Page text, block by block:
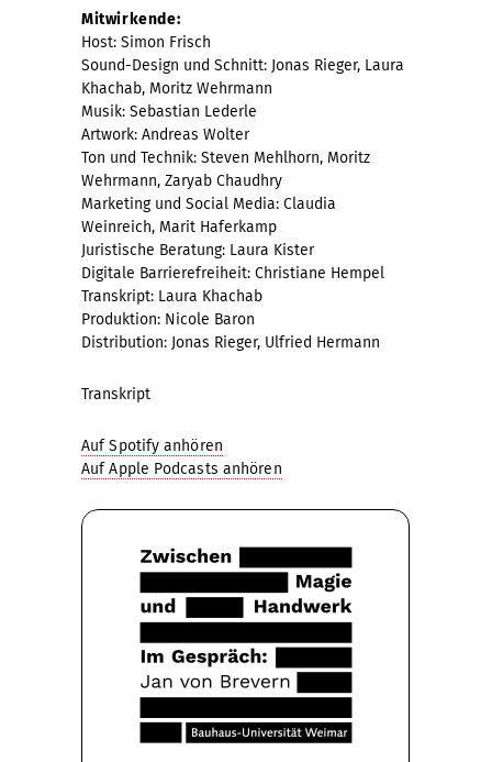
Mitwirkende:
Host: Simon Frisch
Sound-Design und Schnitt: Jonas Rieger, Laura
Khachab, Moritz Wehrmann
Musik: Sebastian Lederle
Artwork: Andreas Wolter
Ton und Technik: Steven Mehlhorn, Moritz
Wehrmann, Zaryab Chaudhry
Marketing und Social Media: Claudia
Weinreich, Marit Haferkamp
Juristische Beratung: Laura Kister
Digitale Barrierefreiheit: Christiane Hempel
Transkript: Laura Khachab
Produktion: Nicole Baron
Distribution: Jonas Rieger, Ulfried Hermann
Transkript
Auf Spotify anhören
Auf Apple Podcasts anhören